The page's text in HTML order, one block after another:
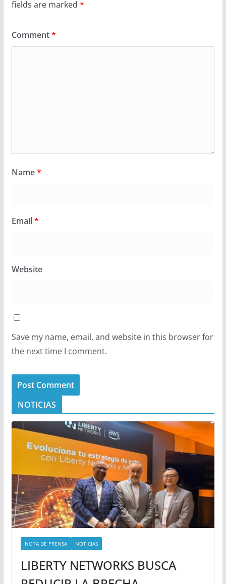
fields are marked *
Comment*
Name*
Email*
Website
Save my name, email, and website in this browser for
the next time I comment.
NOTICIAS
NOTA DE PRENSA NOTICIAS
LIBERTY NETWORKS BUSCA